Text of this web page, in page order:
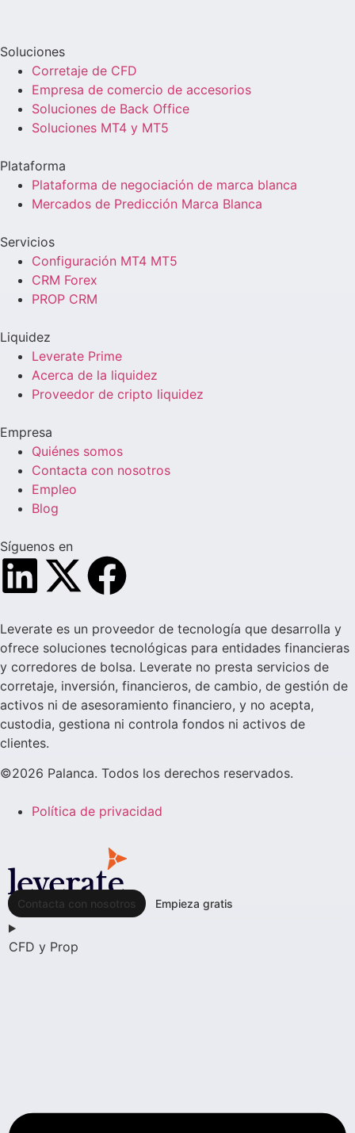
Soluciones
Corretaje de CFD
Empresa de comercio de accesorios
Soluciones de Back Office
Soluciones MT4 y MT5
Plataforma
Plataforma de negociación de marca blanca
Mercados de Predicción Marca Blanca
Servicios
Configuración MT4 MT5
CRM Forex
PROP CRM
Liquidez
Leverate Prime
Acerca de la liquidez
Proveedor de cripto liquidez
Empresa
Quiénes somos
Contacta con nosotros
Empleo
Blog
Síguenos en
Leverate es un proveedor de tecnología que desarrolla y
ofrece soluciones tecnológicas para entidades financieras
y corredores de bolsa. Leverate no presta servicios de
corretaje, inversión, financieros, de cambio, de gestión de
activos ni de asesoramiento financiero, y no acepta,
custodia, gestiona ni controla fondos ni activos de
clientes.
©2026 Palanca. Todos los derechos reservados.
Política de privacidad
Contacta con nosotros Empieza gratis
CFD y Prop